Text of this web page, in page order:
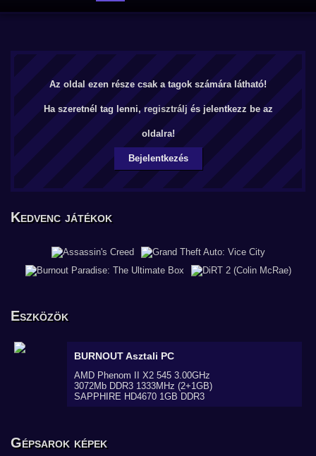
Az oldal ezen része csak a tagok számára látható!
Ha szeretnél tag lenni, regisztrálj és jelentkezz be az
oldalra!
Bejelentkezés
Kedvenc játékok
Eszközök
BURNOUTAsztali PC
AMD Phenom II X2 545 3.00GHz
3072Mb DDR3 1333MHz (2+1GB)
SAPPHIRE HD4670 1GB DDR3
Gépsarok képek